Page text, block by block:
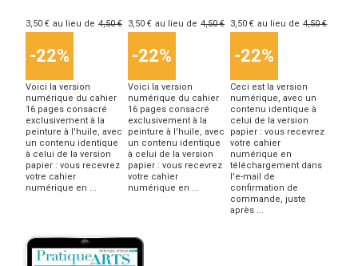
3,50 € au lieu de 4,50 €
-22%
Voici la version
numérique du cahier
16 pages consacré
exclusivement à la
peinture à l'huile, avec
un contenu identique
à celui de la version
papier : vous recevrez
votre cahier
numérique en ...
3,50 € au lieu de 4,50 €
-22%
Voici la version
numérique du cahier
16 pages consacré
exclusivement à la
peinture à l'huile, avec
un contenu identique
à celui de la version
papier : vous recevrez
votre cahier
numérique en ...
3,50 € au lieu de 4,50 €
-22%
Ceci est la version
numérique, avec un
contenu identique à
celui de la version
papier : vous recevrez
votre cahier
numérique en
téléchargement dans
l'e-mail de
confirmation de
commande, juste
après ...